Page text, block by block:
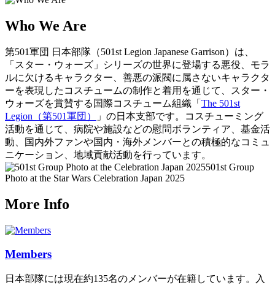
Who We Are
第501軍団 日本部隊（501st Legion Japanese Garrison）は、
「スター・ウォーズ」シリーズの世界に登場する悪役、モラ
ルに欠けるキャラクター、善悪の派閥に属さないキャラクタ
ーを表現したコスチュームの制作と着用を通じて、スター・
ウォーズを賞賛する国際コスチューム組織「 The 501st
Legion（第501軍団）
」の日本支部です。コスチューミング
活動を通じて、病院や施設などの慰問ボランティア、基金活
動、国内外ファンや国内・海外メンバーとの積極的なコミュ
ニケーション、地域貢献活動を行っています。
501st Group
Photo at the Star Wars Celebration Japan 2025
More Info
Members
日本部隊には現在約135名のメンバーが在籍しています。入